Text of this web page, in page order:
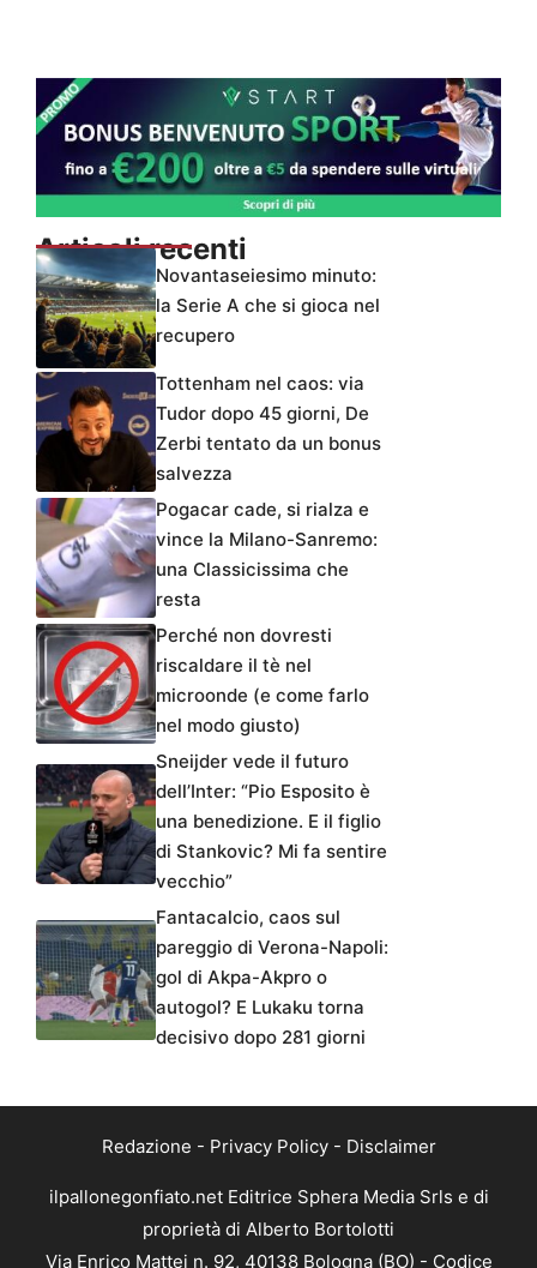
Articoli recenti
Novantaseiesimo minuto:
la Serie A che si gioca nel
recupero
Tottenham nel caos: via
Tudor dopo 45 giorni, De
Zerbi tentato da un bonus
salvezza
Pogacar cade, si rialza e
vince la Milano-Sanremo:
una Classicissima che
resta
Perché non dovresti
riscaldare il tè nel
microonde (e come farlo
nel modo giusto)
Sneijder vede il futuro
dell’Inter: “Pio Esposito è
una benedizione. E il figlio
di Stankovic? Mi fa sentire
vecchio”
Fantacalcio, caos sul
pareggio di Verona-Napoli:
gol di Akpa-Akpro o
autogol? E Lukaku torna
decisivo dopo 281 giorni
Redazione - Privacy Policy- Disclaimer
ilpallonegonfiato.net Editrice Sphera Media Srls e di
proprietà di Alberto Bortolotti
Via Enrico Mattei n. 92, 40138 Bologna (BO) - Codice